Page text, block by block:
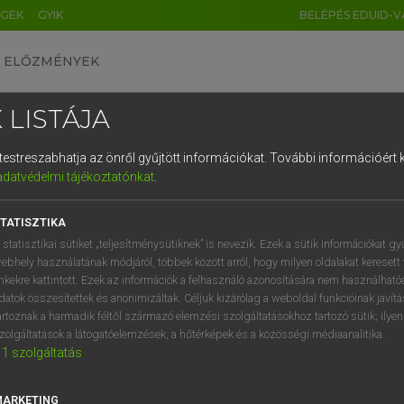
GYIK BELÉPÉS EDUID-
ELŐZMÉNYEK
egyetemes nagyszótár
VAN ELŐFIZETÉSED?
megtekintéséhez.
LISTÁJA
az önről gyűjtött információkat. További információért
tájékoztatónkat.
statisztikai sütiket „teljesítménysütiknek” is nevezik. Ezek a sütik információkat
használatának módjáról, többek között arról, hogy milyen oldalakat keresett
kattintott. Ezek az információk a felhasználó azonosítására nem
összesítettek és anonimizáltak. Céljuk kizárólag a weboldal funkcióinak
a harmadik féltől származó elemzési szolgáltatásokhoz tartozó sütik;
a látogatóelemzések, a hőtérképek és a közösségi médiaanalitika.
1 szolgáltatás
DE CN FR ES IT NL
1 2 3 4 5 6 7 8 9
q w e r t z u i
a s d f g h j k l é
í y x c v b n m , .